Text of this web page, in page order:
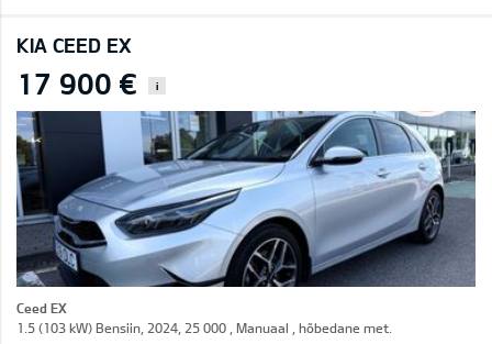
KIA CEED EX
17 900 € i
Ceed EX
1.5 (103 kW) Bensiin, 2024, 25 000 , Manuaal , hõbedane met.